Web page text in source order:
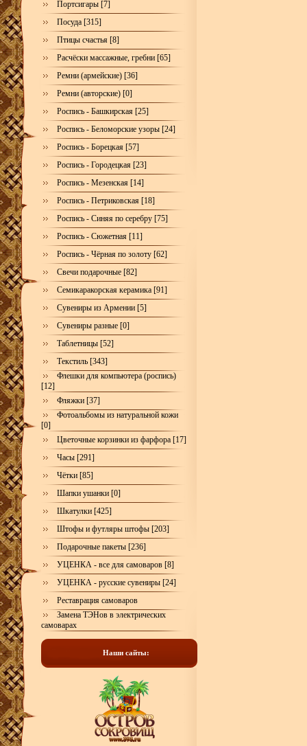
Портсигары [7]
Посуда [315]
Птицы счастья [8]
Расчёски массажные, гребни [65]
Ремни (армейские) [36]
Ремни (авторские) [0]
Роспись - Башкирская [25]
Роспись - Беломорские узоры [24]
Роспись - Борецкая [57]
Роспись - Городецкая [23]
Роспись - Мезенская [14]
Роспись - Петриковская [18]
Роспись - Синяя по серебру [75]
Роспись - Сюжетная [11]
Роспись - Чёрная по золоту [62]
Свечи подарочные [82]
Семикаракорская керамика [91]
Сувениры из Армении [5]
Сувениры разные [0]
Таблетницы [52]
Текстиль [343]
Флешки для компьютера (роспись)
[12]
Фляжки [37]
Фотоальбомы из натуральной кожи
[0]
Цветочные корзинки из фарфора [17]
Часы [291]
Чётки [85]
Шапки ушанки [0]
Шкатулки [425]
Штофы и футляры штофы [203]
Подарочные пакеты [236]
УЦЕНКА - все для самоваров [8]
УЦЕНКА - русские сувениры [24]
Реставрация самоваров
Замена ТЭНов в электрических
самоварах
Наши сайты: